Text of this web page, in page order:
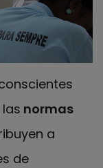
normas
a
de